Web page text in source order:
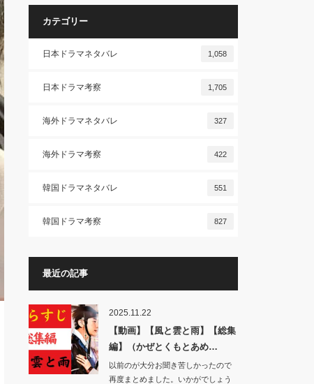
カテゴリー
日本ドラマネタバレ 1,058
日本ドラマ考察 1,705
海外ドラマネタバレ 327
海外ドラマ考察 422
韓国ドラマネタバレ 551
韓国ドラマ考察 827
最近の記事
2025.11.22
【動画】【風と雲と雨】【総集
編】（かぜとくもとあめ…
以前のが大分お聞き苦しかったので
再度まとめました。いかがでしょう